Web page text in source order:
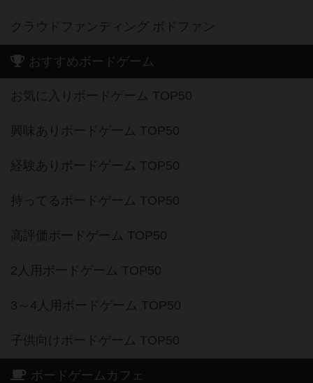
クラウドファンディング ボドファン
おすすめボードゲーム
お気に入りボードゲーム TOP50
興味ありボードゲーム TOP50
経験ありボードゲーム TOP50
持ってるボードゲーム TOP50
高評価ボードゲーム TOP50
2人用ボードゲーム TOP50
3～4人用ボードゲーム TOP50
子供向けボードゲーム TOP50
ボードゲームカフェ